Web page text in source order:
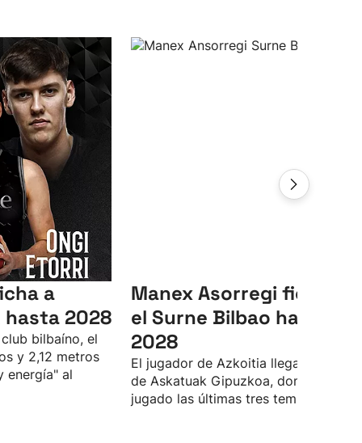
a
hasta 2028
bilbaíno, el
y 2,12 metros
energía" al
Manex Asorregi ficha
el Surne Bilbao hasta
2028
El jugador de Azkoitia llega
de Askatuak Gipuzkoa, donde ha
jugado las últimas tres temporadas.